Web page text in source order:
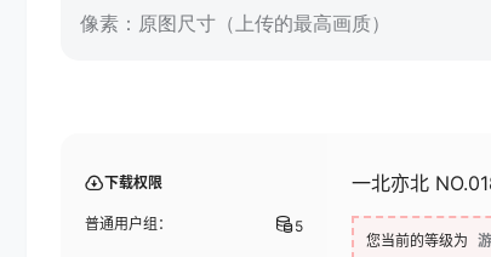
像素：原图尺寸（上传的最高画质）
下载权限
普通用户组： 5
一北亦北
您当前的等级为